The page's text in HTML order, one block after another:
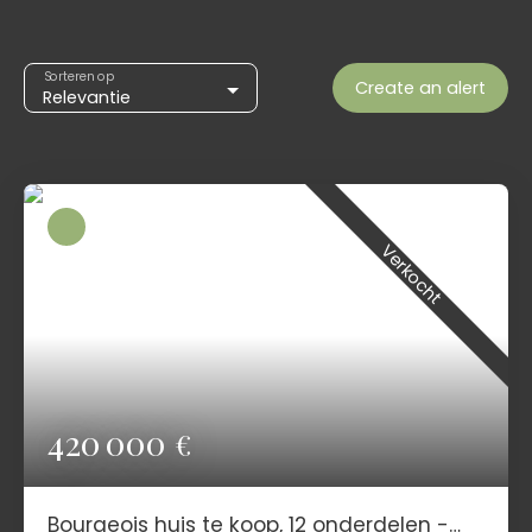
Relevantie
Sorteren op Create an alert
420 000€
Verkocht
Bourgeois huis te koop, 12 onderdelen -